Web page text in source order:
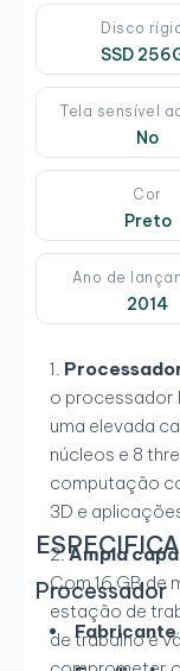
Disco
SSD
Tela sensível
No
Cor
Preto
Ano de
2014
o processador
uma elevada
núcleos e 8
computação
3D e
Ampla
Com 16 GB de
estação de
de trabalho e
Processador